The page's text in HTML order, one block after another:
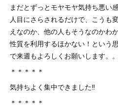
まだとずっとモヤモヤ気持ち悪い
人目にさらされるだけで、こうも
えなのか、他の人もそうなのかわ
性質を利用するほかない！という
で来週もよろしくお願いします。
＊＊＊＊＊
気持ちよく集中できました‼️
＊＊＊＊＊